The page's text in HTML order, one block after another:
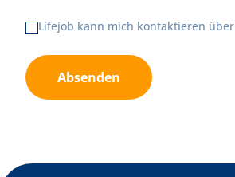
Lifejob kann mich kontaktieren über
Absenden